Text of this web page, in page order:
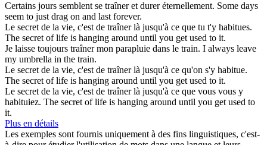
Certains jours semblent se traîneret durer éternellement. Some days
seem to just drag on and last forever.
Le secret de la vie, c'est de traînerlà jusqu'à ce que tu t'y habitues.
The secret of life is hanging around until you get used to it.
Je laisse toujours traînermon parapluie dans le train. I always leave
my umbrella in the train.
Le secret de la vie, c'est de traînerlà jusqu'à ce qu'on s'y habitue.
The secret of life is hanging around until you get used to it.
Le secret de la vie, c'est de traînerlà jusqu'à ce que vous vous y
habituiez. The secret of life is hanging around until you get used to
it.
Plus en détails
Les exemples sont fournis uniquement à des fins linguistiques, c'est-